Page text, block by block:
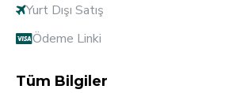
Yurt Dışı Satış
Ödeme Linki
Tüm Bilgiler